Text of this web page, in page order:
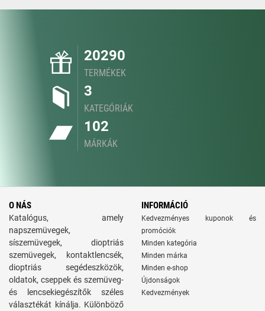
20290
TERMÉKEK
3
KATEGÓRIÁK
102
MÁRKÁK
O NÁS
Katalógus, amely
napszemüvegek,
síszemüvegek, dioptriás
szemüvegek, kontaktlencsék,
dioptriás segédeszközök,
oldatok, cseppek és szemüveg-
és lencsekiegészítők széles
választékát kínálja. Különböző
INFORMÁCIÓ
Kedvezményes kuponok és
promóciók
Minden kategória
Minden márka
Minden e-shop
Újdonságok
Kedvezmények